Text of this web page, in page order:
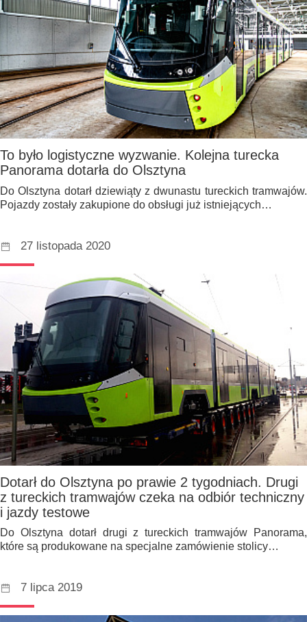
To było logistyczne wyzwanie. Kolejna turecka
Panorama dotarła do Olsztyna
Do Olsztyna dotarł dziewiąty z dwunastu tureckich tramwajów.
Pojazdy zostały zakupione do obsługi już istniejących…
27 listopada 2020
Dotarł do Olsztyna po prawie 2 tygodniach. Drugi
z tureckich tramwajów czeka na odbiór techniczny
i jazdy testowe
Do Olsztyna dotarł drugi z tureckich tramwajów Panorama,
które są produkowane na specjalne zamówienie stolicy…
7 lipca 2019